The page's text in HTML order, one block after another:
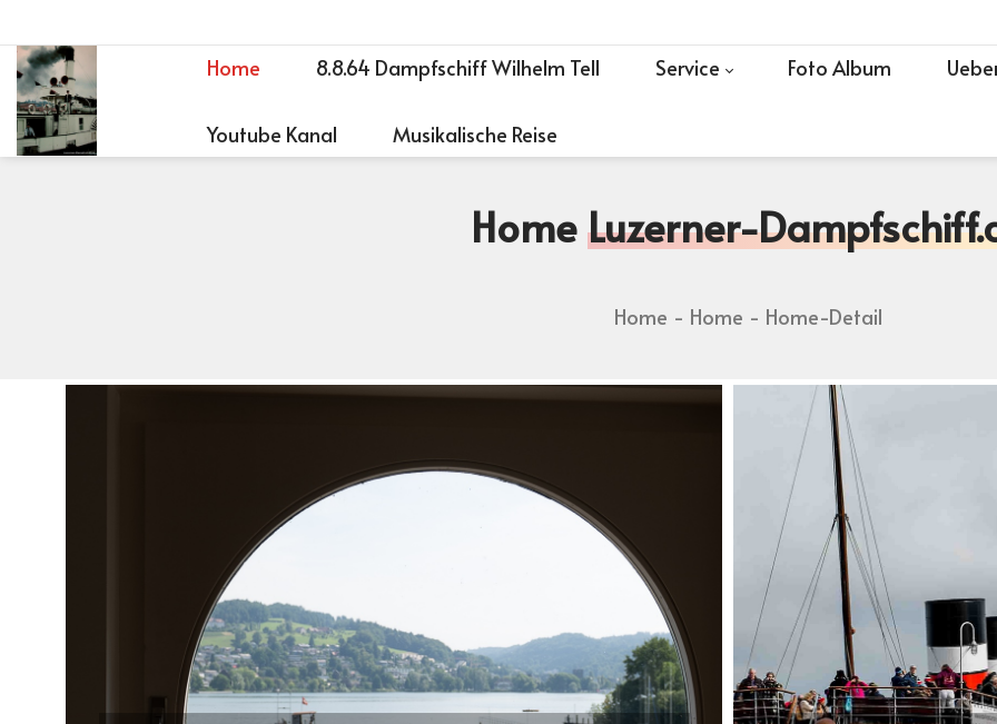
Home 8.8.64 Dampfschiff Wilhelm Tell Service Foto Album
Youtube Kanal Musikalische Reise
HomeLuzerner-
Home Home Home-Detail